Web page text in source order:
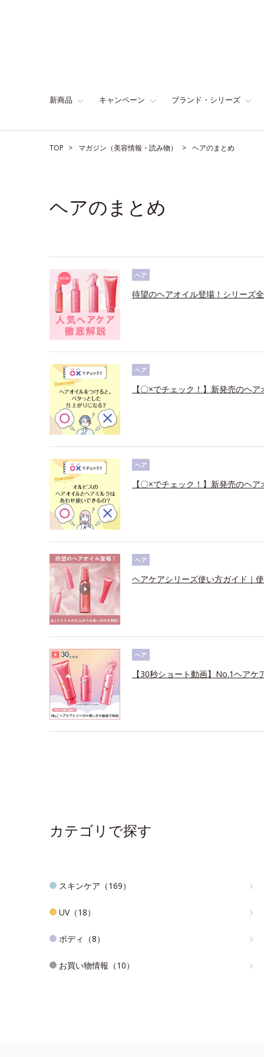
新商品 キャンペーン ブランド・シリーズ
TOP マガジン（美容情報・読み物） ヘアのまとめ
ヘアのまとめ
ヘア
待望のヘアオイル登場！シリーズ
ヘア
【〇×でチェック！】新発売のヘ
ヘア
【〇×でチェック！】新発売のヘ
ヘア
ヘアケアシリーズ使い方ガイド｜
ヘア
【30秒ショート動画】No.1ヘア
カテゴリで探す
スキンケア（169）
UV（18）
ボディ（8）
お買い物情報（10）